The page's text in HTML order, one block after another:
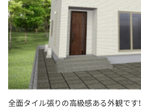
全面タイル張りの高級感ある外観です！